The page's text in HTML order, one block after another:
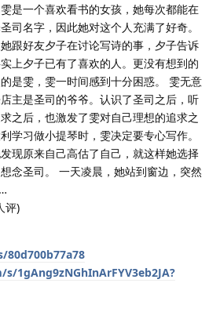
是一个喜欢看书的女孩，她每次都能在
司名字，因此她对这个人充满了好奇。
跟好友夕子在讨论写诗的事，夕子告诉
上夕子已有了喜欢的人。更没有想到的
是雯，雯一时间感到十分困惑。 雯无意
主是圣司的爷爷。认识了圣司之后，听
之后，也激发了雯对自己理想的追求之
学习做小提琴时，雯决定要专心写作。
现原来自己高估了自己，就这样她选择
念圣司。 一天凌晨，她站到窗边，突然
评)
1gAng9zNGhInArFYV3eb2JA?